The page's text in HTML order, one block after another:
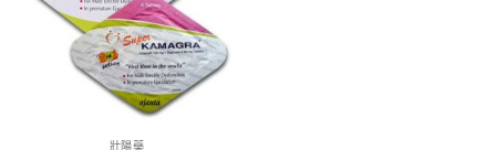
壯陽藥